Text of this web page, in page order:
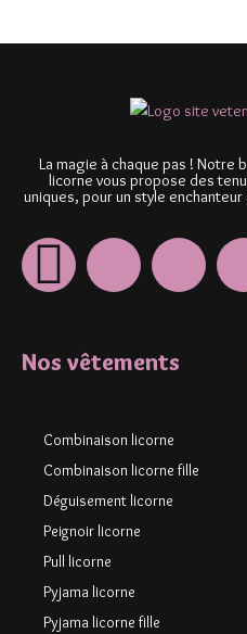
La magie à chaque pas ! Notre
licorne vous propose des
uniques, pour un style
Nos vêtements
Combinaison licorne
Combinaison licorne fille
Déguisement licorne
Peignoir licorne
Pull licorne
Pyjama licorne
Pyjama licorne fille